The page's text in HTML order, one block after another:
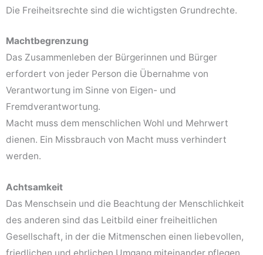
Die Freiheitsrechte sind die wichtigsten Grundrechte.
Machtbegrenzung
Das Zusammenleben der Bürgerinnen und Bürger
erfordert von jeder Person die Übernahme von
Verantwortung im Sinne von Eigen- und
Fremdverantwortung.
Macht muss dem menschlichen Wohl und Mehrwert
dienen. Ein Missbrauch von Macht muss verhindert
werden.
Achtsamkeit
Das Menschsein und die Beachtung der Menschlichkeit
des anderen sind das Leitbild einer freiheitlichen
Gesellschaft, in der die Mitmenschen einen liebevollen,